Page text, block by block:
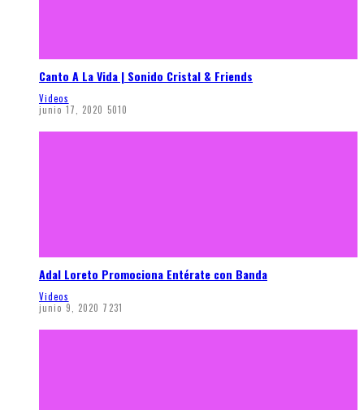
Canto A La Vida | Sonido Cristal & Friends
Videos
junio 17, 2020 5010
Adal Loreto Promociona Entérate con Banda
Videos
junio 9, 2020 7231